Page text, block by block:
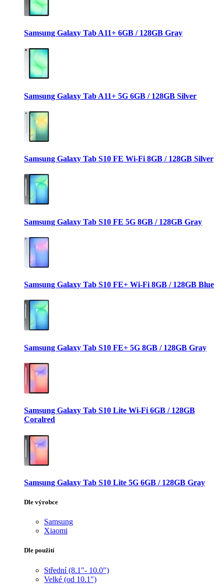
Samsung Galaxy Tab A11+ 6GB / 128GB Gray
Samsung Galaxy Tab A11+ 5G 6GB / 128GB Silver
Samsung Galaxy Tab S10 FE Wi-Fi 8GB / 128GB Silver
Samsung Galaxy Tab S10 FE 5G 8GB / 128GB Gray
Samsung Galaxy Tab S10 FE+ Wi-Fi 8GB / 128GB Blue
Samsung Galaxy Tab S10 FE+ 5G 8GB / 128GB Gray
Samsung Galaxy Tab S10 Lite Wi-Fi 6GB / 128GB
Coralred
Samsung Galaxy Tab S10 Lite 5G 6GB / 128GB Gray
Dle výrobce
Samsung
Xiaomi
Dle použití
Střední (8.1"- 10.0")
Velké (od 10.1")